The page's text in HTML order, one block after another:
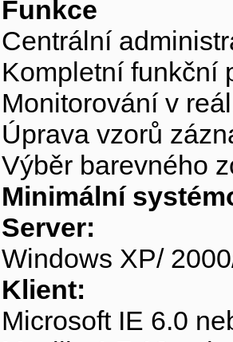
Funkce
Centrální
Kompletní funkční
Monitorování v
Úprava vzorů
Výběr barevného
Minimální
Server:
Windows XP/
Klient:
Microsoft IE 6.0